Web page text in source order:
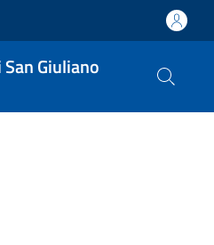
Giuliano